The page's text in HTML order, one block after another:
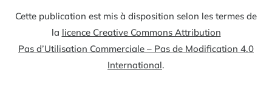
Cette publication est mis à disposition selon les termes de
la licence Creative Commons Attribution
Pas d’Utilisation Commerciale – Pas de Modification 4.0
International.